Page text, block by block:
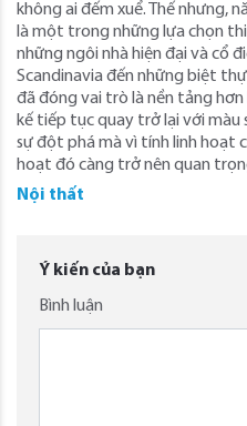
không ai đếm xuể. Thế nhưng,
là một trong những lựa chọn
những ngôi nhà hiện đại và cổ
Scandinavia đến những biệt
đã đóng vai trò là nền tảng
kế tiếp tục quay trở lại với màu
sự đột phá mà vì tính linh hoạt
hoạt đó càng trở nên quan
Nội thất
Ý kiến của bạn
Bình luận